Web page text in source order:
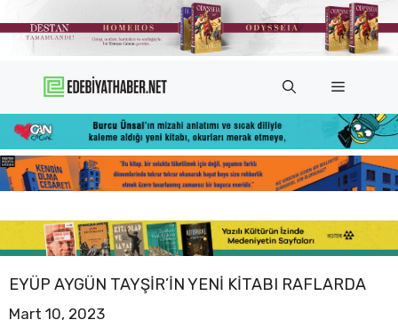
atla
Menü
EYÜP AYGÜN TAYŞIR’IN YENI KITABI RAFLARDA
Mart 10, 2023